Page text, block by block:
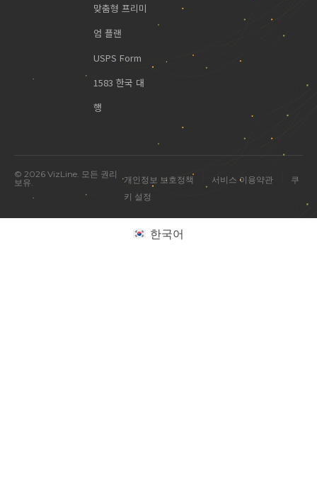
맞춤형 프리미
엄 플랜
USPS Form
1583 한국 대
행
© 2026 VizLine. 모든 권리
보유.
개인정보 보호정책 서비스 이용약관
쿠
키 설정
한국어